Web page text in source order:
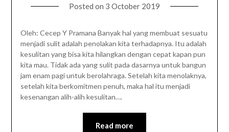
Posted on 3 October 2019
Oleh: Cecep Y Pramana Banyak hal yang membuat sesuatu
menjadi sulit adalah penolakan kita terhadapnya. Itu adalah
kesulitan yang bisa kita hilangkan dengan cepat kapan pun
kita mau. Tidak ada yang sulit pada dasarnya untuk bangun
jam enam pagi untuk berolahraga. Setelah kita menolaknya,
setelah kita berkomitmen penuh, maka hal itu menjadi
kesenangan alih-alih kesulitan….
Read more